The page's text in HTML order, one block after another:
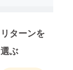
ける商品を
世界中から
探してまい
リターンを
選ぶ